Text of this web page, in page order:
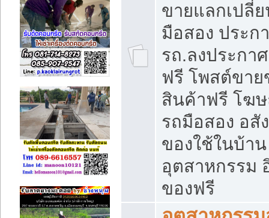
ขายแลกเปลี่
มือสอง ประก
รถ.ลงประกา
ฟรี โพสต์ขา
สินค้าฟรี โฆ
รถมือสอง อสั
ของใช้ในบ้า
อุตสาหกรรม
ของฟรี